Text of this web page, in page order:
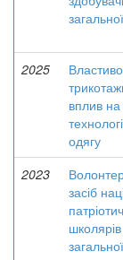
2025
вплив на
одягу
2023
засіб